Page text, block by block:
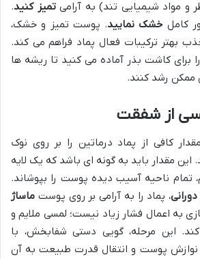
و مواد شیمیایی تند) به آرامیتمیز کنید.
کامل خشک نمایید. پوست تمیز و خشک،
بهتر ترکیبات فعال پماد فراهم می کند.
برای کاشت بذر آماده می کنید تا ریشه ها
ممکن رشد کنند.
از شفقت
کافی از پماد درماتین را بر روی نوک
این مقدار باید به گونه ای باشد که یک لایه
تمام ناحیه آسیب دیده پوست را بپوشاند.
، پماد را به آرامی بر روی پوست ماساژ
به اعمال فشار زیاد نیست؛ لمسی ملایم و
کند. این مرحله، گویی دستی شفابخش، با
نوازش پوست و انتقال قدرت طبیعت به آن